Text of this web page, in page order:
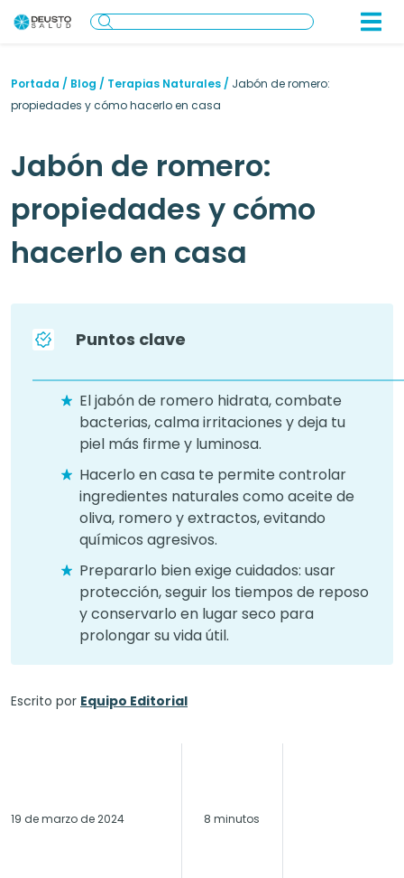
Portada / Blog / Terapias Naturales / Jabón de romero:
propiedades y cómo hacerlo en casa
Jabón de romero:
propiedades y cómo
hacerlo en casa
Puntos clave
El jabón de romero hidrata, combate
bacterias, calma irritaciones y deja tu
piel más firme y luminosa.
Hacerlo en casa te permite controlar
ingredientes naturales como aceite de
oliva, romero y extractos, evitando
químicos agresivos.
Prepararlo bien exige cuidados: usar
protección, seguir los tiempos de reposo
y conservarlo en lugar seco para
prolongar su vida útil.
Escrito por Equipo Editorial
19 de marzo de 2024 8 minutos